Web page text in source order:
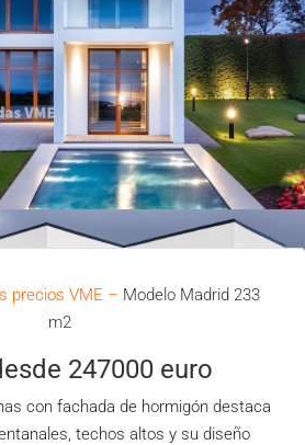
precios VME – Modelo Madrid 233
m2
247000 euro
con fachada de hormigón destaca
techos altos y su diseño